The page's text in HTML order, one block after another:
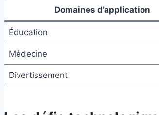
Domaines d’application
Éducation
Médecine
Divertissement